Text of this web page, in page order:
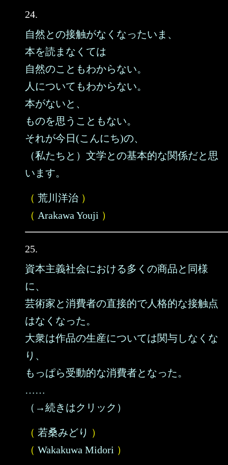
24.
自然との接触がなくなったいま、
本を読まなくては
自然のこともわからない。
人についてもわからない。
本がないと、
ものを思うこともない。
それが今日(こんにち)の、
（私たちと）文学との基本的な関係だと思
います。
（ 荒川洋治 ）
（ Arakawa Youji ）
25.
資本主義社会における多くの商品と同様
に、
芸術家と消費者の直接的で人格的な接触点
はなくなった。
大衆は作品の生産については関与しなくな
り、
もっぱら受動的な消費者となった。
……
（→続きはクリック）
（ 若桑みどり ）
（ Wakakuwa Midori ）